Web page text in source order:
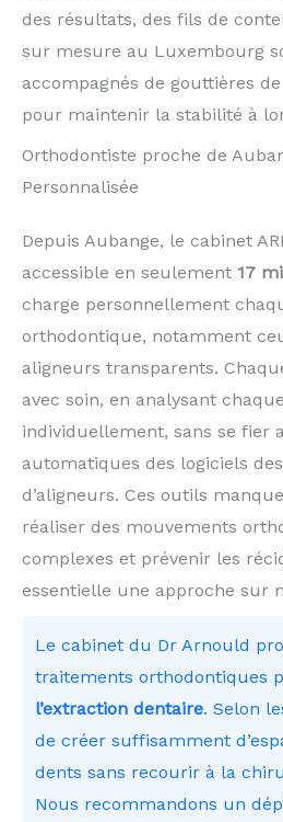
des résultats, des fils de
sur mesure au Luxembourg
accompagnés de gouttières
pour maintenir la stabilité à
Orthodontiste proche de
Personnalisée
Depuis Aubange, le cabinet
accessible en seulement 17
charge personnellement
orthodontique, notamment
aligneurs transparents.
avec soin, en analysant
individuellement, sans se fier
automatiques des logiciels
d’aligneurs. Ces outils
réaliser des mouvements
complexes et prévenir les
essentielle une approche sur
Le cabinet du Dr Arnould
traitements orthodontiques
l’extraction dentaire. Selon
de créer suffisamment
dents sans recourir à la
Nous recommandons un